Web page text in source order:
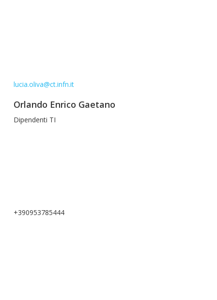
lucia.oliva@ct.infn.it
Orlando Enrico Gaetano
Dipendenti TI
+390953785444